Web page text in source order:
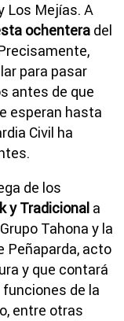
Los Mejías. A
ochentera del
para pasar
antes de que
esperan hasta
Civil ha
de los
y Tradicional a
Tahona y la
Peñaparda, acto
y que contará
de la
entre otras